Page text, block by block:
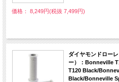
価格： 8,249円(税抜 7,499円)
ダイヤモンドロー
ー）：Bonneville
T120 Black/
Black/Bonneville